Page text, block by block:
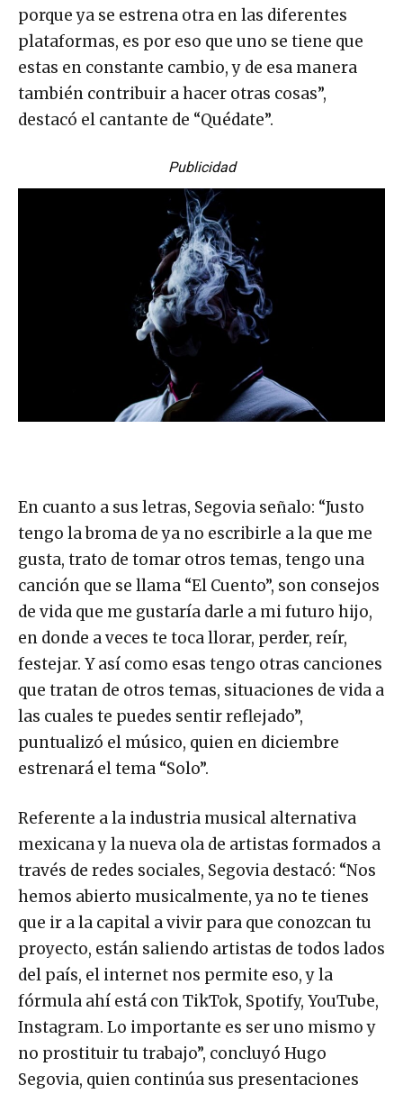
porque ya se estrena otra en las diferentes
plataformas, es por eso que uno se tiene que
estas en constante cambio, y de esa manera
también contribuir a hacer otras cosas”,
destacó el cantante de “Quédate”.
Publicidad
En cuanto a sus letras, Segovia señalo: “Justo
tengo la broma de ya no escribirle a la que me
gusta, trato de tomar otros temas, tengo una
canción que se llama “El Cuento”, son consejos
de vida que me gustaría darle a mi futuro hijo,
en donde a veces te toca llorar, perder, reír,
festejar. Y así como esas tengo otras canciones
que tratan de otros temas, situaciones de vida a
las cuales te puedes sentir reflejado”,
puntualizó el músico, quien en diciembre
estrenará el tema “Solo”.
Referente a la industria musical alternativa
mexicana y la nueva ola de artistas formados a
través de redes sociales, Segovia destacó: “Nos
hemos abierto musicalmente, ya no te tienes
que ir a la capital a vivir para que conozcan tu
proyecto, están saliendo artistas de todos lados
del país, el internet nos permite eso, y la
fórmula ahí está con TikTok, Spotify, YouTube,
Instagram. Lo importante es ser uno mismo y
no prostituir tu trabajo”, concluyó Hugo
Segovia, quien continúa sus presentaciones